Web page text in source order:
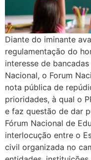
Diante do iminante
regulamentação do
interesse de
Nacional, o Forum
nota pública de
prioridades, à qual o
e faz questão de dar
Fórum Nacional de
interlocução entre o
civil organizada no